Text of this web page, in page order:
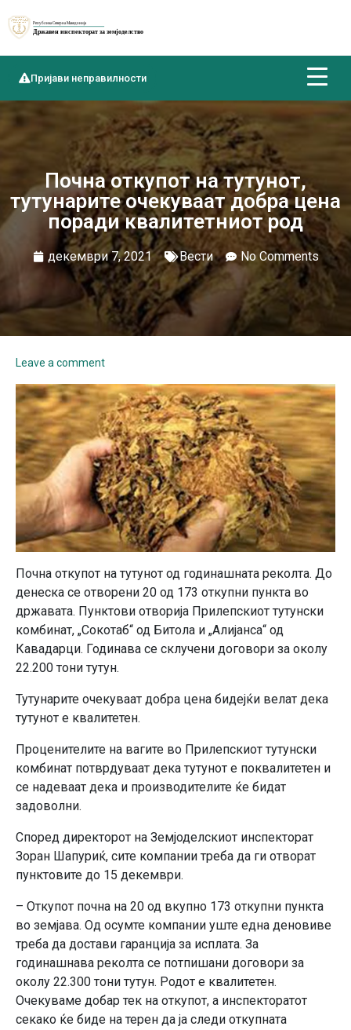
Пријави неправилности
Почна откупот на тутунот,
тутунарите очекуваат добра цена
поради квалитетниот род
декември 7, 2021 Вести No Comments
Leave a comment
Почна откупот на тутунот од годинашната реколта. До
денеска се отворени 20 од 173 откупни пункта во
државата. Пунктови отворија Прилепскиот тутунски
комбинат, „Сокотаб“ од Битола и „Алијанса“ од
Кавадарци. Годинава се склучени договори за околу
22.200 тони тутун.
Тутунарите очекуваат добра цена бидејќи велат дека
тутунот е квалитетен.
Проценителите на вагите во Прилепскиот тутунски
комбинат потврдуваат дека тутунот е поквалитетен и
се надеваат дека и производителите ќе бидат
задоволни.
Според директорот на Земјоделскиот инспекторат
Зоран Шапуриќ, сите компании треба да ги отворат
пунктовите до 15 декември.
– Откупот почна на 20 од вкупно 173 откупни пункта
во земјава. Од осумте компании уште една деновиве
треба да достави гаранција за исплата. За
годинашнава реколта се потпишани договори за
околу 22.300 тони тутун. Родот е квалитетен.
Очекуваме добар тек на откупот, а инспекторатот
секако ќе биде на терен да ја следи откупната